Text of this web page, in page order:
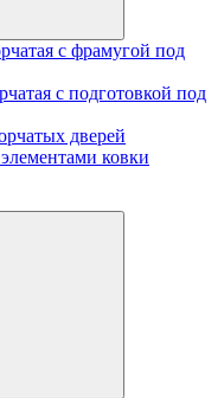
с фрамугой под
с подготовкой под
дверей
ковки